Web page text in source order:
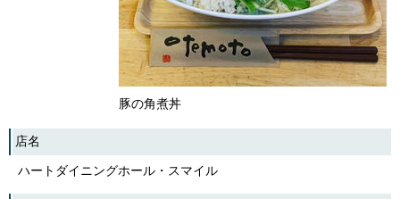
豚の角煮丼
店名
ハートダイニングホール・スマイル